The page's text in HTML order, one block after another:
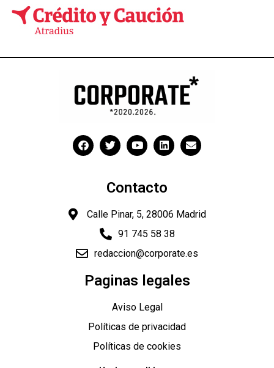
Contacto
Calle Pinar, 5, 28006 Madrid
91 745 58 38
redaccion@corporate.es
Paginas legales
Aviso Legal
Políticas de privacidad
Políticas de cookies